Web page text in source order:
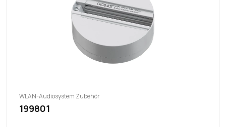
WLAN-Audiosystem Zubehör
199801